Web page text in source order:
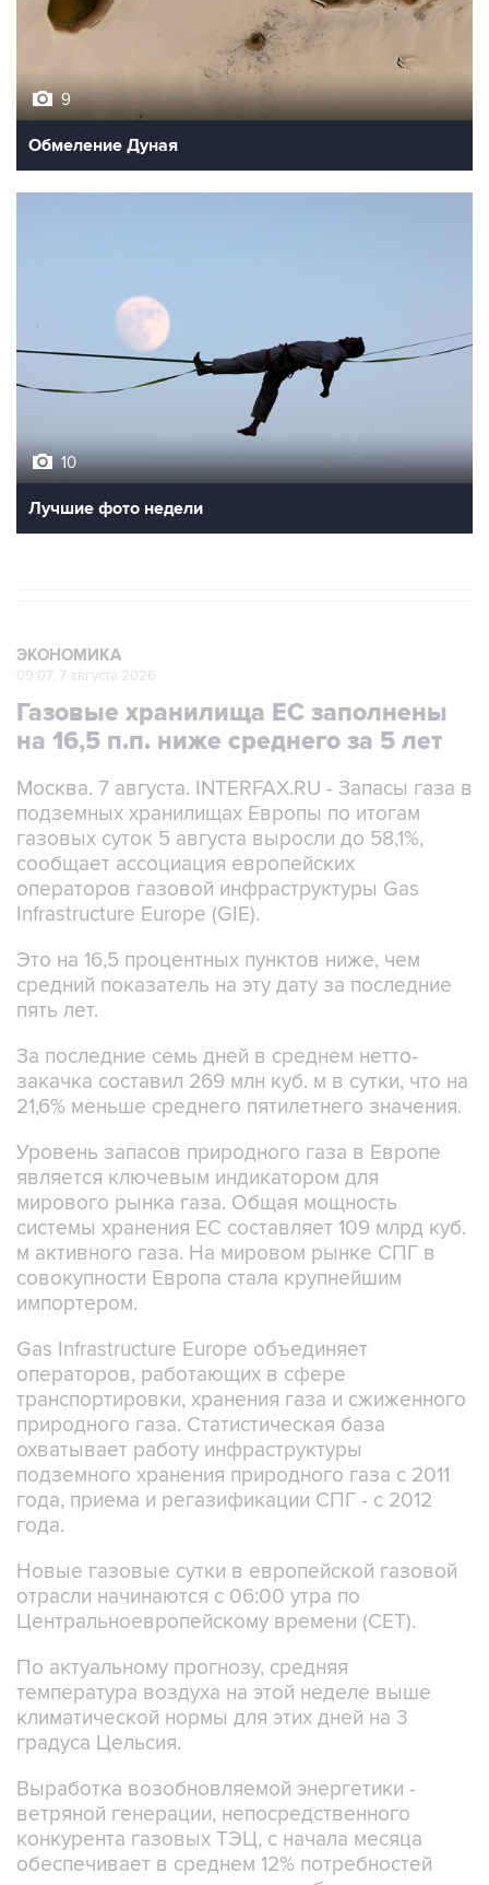
9
Обмеление Дуная
10
Лучшие фото недели
ЭКОНОМИКА
09:07, 7 августа 2026
Газовые хранилища ЕС заполнены
на 16,5 п.п. ниже среднего за 5 лет
Москва. 7 августа. INTERFAX.RU - Запасы газа в
подземных хранилищах Европы по итогам
газовых суток 5 августа выросли до 58,1%,
сообщает ассоциация европейских
операторов газовой инфраструктуры Gas
Infrastructure Europe (GIE).
Это на 16,5 процентных пунктов ниже, чем
средний показатель на эту дату за последние
пять лет.
За последние семь дней в среднем нетто-
закачка составил 269 млн куб. м в сутки, что на
21,6% меньше среднего пятилетнего значения.
Уровень запасов природного газа в Европе
является ключевым индикатором для
мирового рынка газа. Общая мощность
системы хранения ЕС составляет 109 млрд куб.
м активного газа. На мировом рынке СПГ в
совокупности Европа стала крупнейшим
импортером.
Gas Infrastructure Europe объединяет
операторов, работающих в сфере
транспортировки, хранения газа и сжиженного
природного газа. Статистическая база
охватывает работу инфраструктуры
подземного хранения природного газа с 2011
года, приема и регазификации СПГ - с 2012
года.
Новые газовые сутки в европейской газовой
отрасли начинаются c 06:00 утра по
Центральноевропейскому времени (CET).
По актуальному прогнозу, средняя
температура воздуха на этой неделе выше
климатической нормы для этих дней на 3
градуса Цельсия.
Выработка возобновляемой энергетики -
ветряной генерации, непосредственного
конкурента газовых ТЭЦ, с начала месяца
обеспечивает в среднем 12% потребностей